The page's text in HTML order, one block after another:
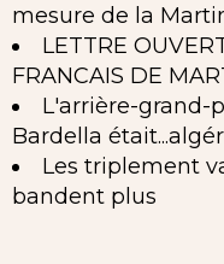
mesure de la
LETTRE
FRANCAIS DE
L'arrière-grand-
Bardella
Les triplement
bandent plus